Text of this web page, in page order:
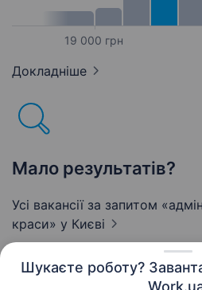
Шукаєте роботу?
19 000 грн
Докладніше
Мало результатів?
Усі вакансії за запитом
краси» у Києві